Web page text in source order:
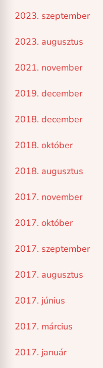
2023. szeptember
2023. augusztus
2021. november
2019. december
2018. december
2018. október
2018. augusztus
2017. november
2017. október
2017. szeptember
2017. augusztus
2017. június
2017. március
2017. január